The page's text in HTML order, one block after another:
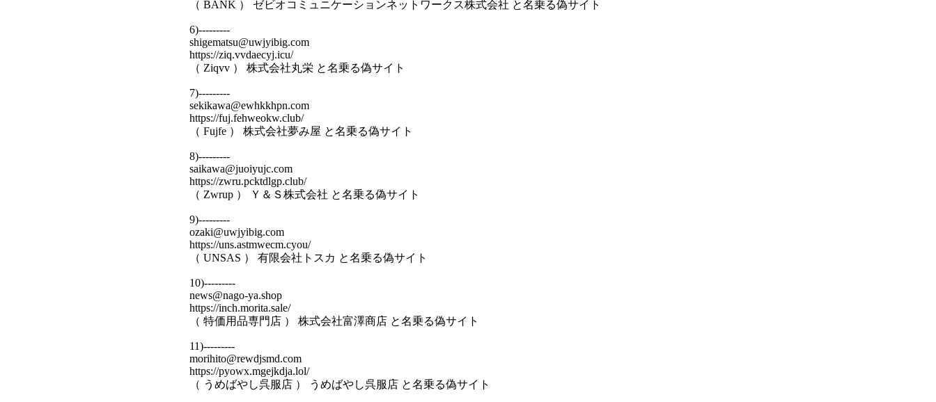
（ BANK ） ゼビオコミュニケーションネットワークス株式会社 と名乗る偽サイト
6)---------
shigematsu@uwjyibig.com
https://ziq.vvdaecyj.icu/
（ Ziqvv ） 株式会社丸栄 と名乗る偽サイト
7)---------
sekikawa@ewhkkhpn.com
https://fuj.fehweokw.club/
（ Fujfe ） 株式会社夢み屋 と名乗る偽サイト
8)---------
saikawa@juoiyujc.com
https://zwru.pcktdlgp.club/
（ Zwrup ） Ｙ＆Ｓ株式会社 と名乗る偽サイト
9)---------
ozaki@uwjyibig.com
https://uns.astmwecm.cyou/
（ UNSAS ） 有限会社トスカ と名乗る偽サイト
10)---------
news@nago-ya.shop
https://inch.morita.sale/
（ 特価用品専門店 ） 株式会社富澤商店 と名乗る偽サイト
11)---------
morihito@rewdjsmd.com
https://pyowx.mgejkdja.lol/
（ うめばやし呉服店 ） うめばやし呉服店 と名乗る偽サイト